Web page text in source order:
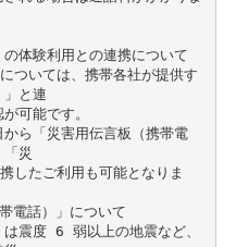
の体験利用との連携について
ついては、携帯各社が提供す
」と連
可能です。
ら「災害用伝言板（携帯電
災
したご利用も可能となりま
電話）」について
は震度 6 弱以上の地震など、